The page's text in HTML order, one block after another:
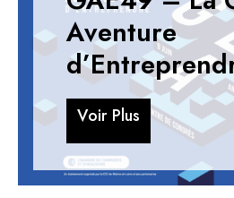
Aventure
Voir Plus
Voir Plus